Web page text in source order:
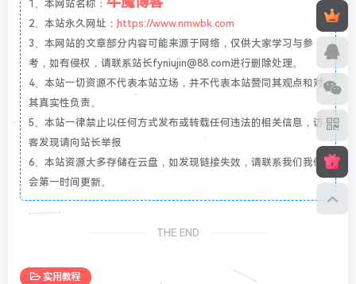
1、本网站名称：
2、本站永久网址： https://www.nmwbk.com
3、本网站的文章部分内容可能来源于网络，仅供大家学习与参
考，如有侵权，请联系站长fyniujin@88.com进行删除处理。
4、本站一切资源不代表本站立场，并不代表本站赞同其观点和对
其真实性负责。
5、本站一律禁止以任何方式发布或转载任何违法的相关信息，访
客发现请向站长举报
6、本站资源大多存储在云盘，如发现链接失效，请联系我们我们
会第一时间更新。
THE END
实用教程